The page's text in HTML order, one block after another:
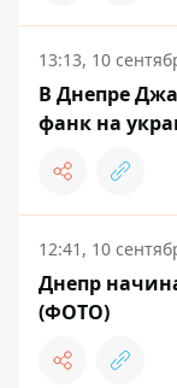
13:13, 10
В Днепре
фанк на
12:41, 10
Днепр
(ФОТО)